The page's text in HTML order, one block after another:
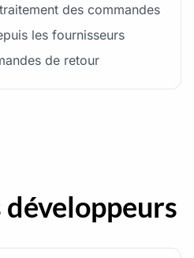
des commandes
les fournisseurs
de retour
développeurs